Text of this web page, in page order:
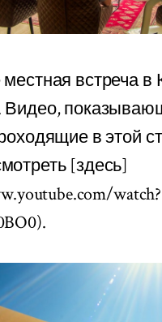
встреча в
Видео,
в этой
[здесь]
watch?